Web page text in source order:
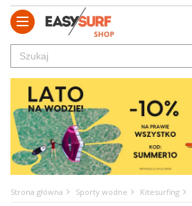
Strona główna Sporty wodne Kitesurfing